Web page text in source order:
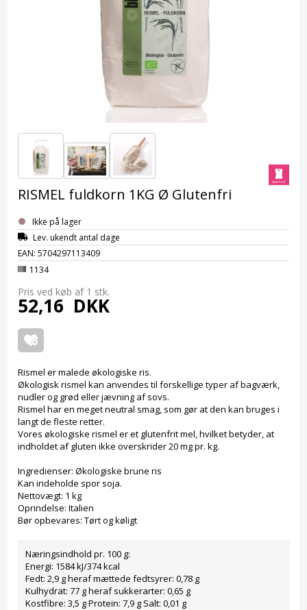
RISMEL fuldkorn 1KG Ø Glutenfri
Ikke på lager
Lev. ukendt antal dage
EAN: 5704297113409
1134
Pris ved køb af 1 stk.
52,16 DKK
Rismel er malede økologiske ris.
Økologisk rismel kan anvendes til forskellige typer af bagværk,
nudler og grød eller jævning af sovs.
Rismel har en meget neutral smag, som gør at den kan bruges i
langt de fleste retter.
Vores økologiske rismel er et glutenfrit mel, hvilket betyder, at
indholdet af gluten ikke overskrider 20 mg pr. kg.
Ingredienser: Økologiske brune ris
Kan indeholde spor soja.
Nettovægt: 1 kg
Oprindelse: Italien
Bør opbevares: Tørt og køligt
Næringsindhold pr. 100 g:
Energi: 1584 kJ/374 kcal
Fedt: 2,9 g heraf mættede fedtsyrer: 0,78 g
Kulhydrat: 77 g heraf sukkerarter: 0,65 g
Kostfibre: 3,5 g Protein: 7,9 g Salt: 0,01 g